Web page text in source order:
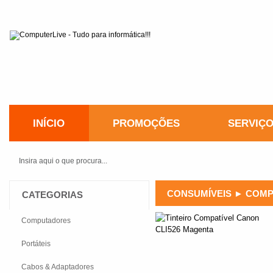
INÍCIO PROMOÇÕES
CONSUMÍVEIS ►
CATEGORIAS
Computadores
Portáteis
Cabos & Adaptadores